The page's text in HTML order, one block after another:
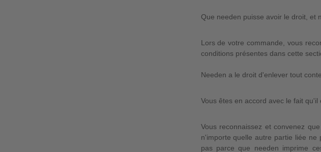
Que needen puisse avoir le droit, et
Lors de votre commande, vous
conditions présentes dans cette
Needen a le droit d'enlever tout
Vous êtes en accord avec le fait
Vous reconnaissez et convenez
n'importe quelle autre partie liée
pas parce que needen imprime